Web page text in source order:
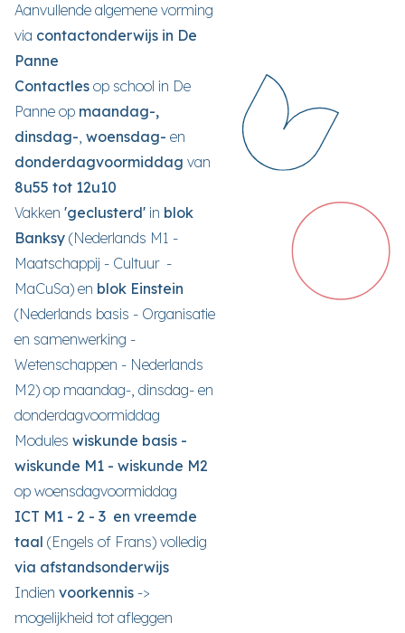
Aanvullende algemene vorming
via contactonderwijs in De
Panne
Contactles op school in De
Panne op maandag-,
dinsdag-, woensdag- en
donderdagvoormiddag van
8u55 tot 12u10
Vakken 'geclusterd' in blok
Banksy (Nederlands M1 -
Maatschappij - Cultuur -
MaCuSa) en blok Einstein
(Nederlands basis - Organisatie
en samenwerking -
Wetenschappen - Nederlands
M2) op maandag-, dinsdag- en
donderdagvoormiddag
Modules wiskunde basis -
wiskunde M1 - wiskunde M2
op woensdagvoormiddag
ICT M1 - 2 - 3 en vreemde
taal (Engels of Frans) volledig
via afstandsonderwijs
Indien voorkennis ->
mogelijkheid tot afleggen